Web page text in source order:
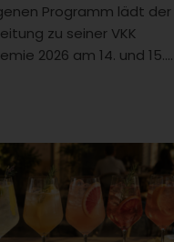
Programm lädt
zu seiner VKK
2026 am 14. und 15....